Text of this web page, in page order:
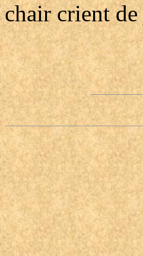
chair crient